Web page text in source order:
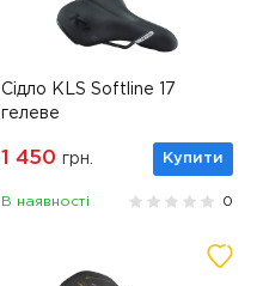
Сідло KLS Softline 17
гелеве
1 450 грн. Купити
В наявності 0